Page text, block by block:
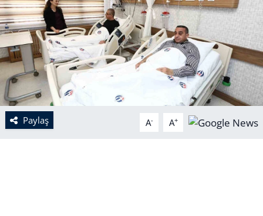
Paylaş A- A+